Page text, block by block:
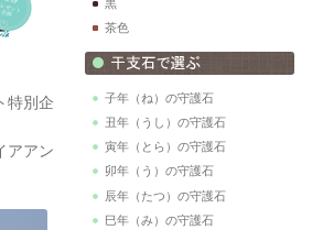
特別企
アアン
黒
茶色
子年（ね）の守護石
丑年（うし）の守護石
寅年（とら）の守護石
卯年（う）の守護石
辰年（たつ）の守護石
巳年（み）の守護石